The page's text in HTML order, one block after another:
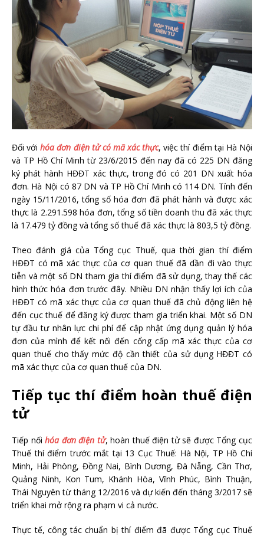
Đối vớihóa đơn điện tử có mã xác thực, việc thí điểm tại Hà Nội
và TP Hồ Chí Minh từ 23/6/2015 đến nay đã có 225 DN đăng
ký phát hành HĐĐT xác thực, trong đó có 201 DN xuất hóa
đơn. Hà Nội có 87 DN và TP Hồ Chí Minh có 114 DN. Tính đến
ngày 15/11/2016, tổng số hóa đơn đã phát hành và được xác
thực là 2.291.598 hóa đơn, tổng số tiền doanh thu đã xác thực
là 17.479 tỷ đồng và tổng số thuế đã xác thực là 803,5 tỷ đồng.
Theo đánh giá của Tổng cục Thuế, qua thời gian thí điểm
HĐĐT có mã xác thực của cơ quan thuế đã dần đi vào thực
tiễn và một số DN tham gia thí điểm đã sử dụng, thay thế các
hình thức hóa đơn trước đây. Nhiều DN nhận thấy lợi ích của
HĐĐT có mã xác thực của cơ quan thuế đã chủ động liên hệ
đến cục thuế để đăng ký được tham gia triển khai. Một số DN
tự đầu tư nhân lực chi phí để cập nhật ứng dụng quản lý hóa
đơn của mình để kết nối đến cổng cấp mã xác thực của cơ
quan thuế cho thấy mức độ cần thiết của sử dụng HĐĐT có
mã xác thực của cơ quan thuế của DN.
Tiếp tục thí điểm hoàn thuế điện
tử
Tiếp nốihóa đơn điện tử, hoàn thuế điện tử sẽ được Tổng cục
Thuế thí điểm trước mắt tại 13 Cục Thuế: Hà Nội, TP Hồ Chí
Minh, Hải Phòng, Đồng Nai, Bình Dương, Đà Nẵng, Cần Thơ,
Quảng Ninh, Kon Tum, Khánh Hòa, Vĩnh Phúc, Bình Thuận,
Thái Nguyên từ tháng 12/2016 và dự kiến đến tháng 3/2017 sẽ
triển khai mở rộng ra phạm vi cả nước.
Thực tế, công tác chuẩn bị thí điểm đã được Tổng cục Thuế